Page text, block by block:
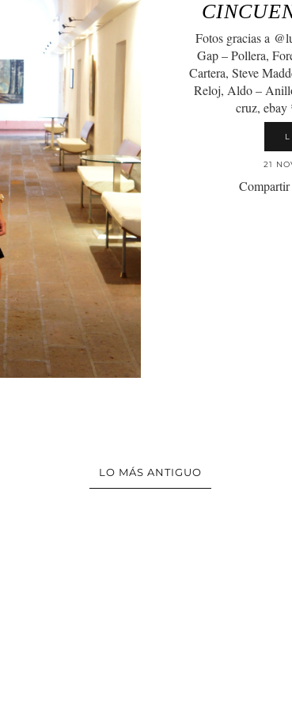
Fotos gracias a
Gap – Pollera,
Cartera, Steve
Reloj, Aldo –
cruz,
21
Compartir
LO MÁS ANTIGUO